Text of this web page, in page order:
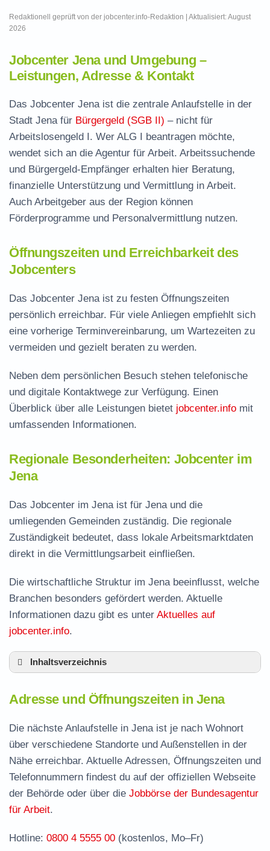
Redaktionell geprüft von der jobcenter.info-Redaktion | Aktualisiert: August
2026
Jobcenter Jena und Umgebung –
Leistungen, Adresse & Kontakt
Das Jobcenter Jena ist die zentrale Anlaufstelle in der
Stadt Jena für Bürgergeld (SGB II) – nicht für
Arbeitslosengeld I. Wer ALG I beantragen möchte,
wendet sich an die Agentur für Arbeit. Arbeitssuchende
und Bürgergeld-Empfänger erhalten hier Beratung,
finanzielle Unterstützung und Vermittlung in Arbeit.
Auch Arbeitgeber aus der Region können
Förderprogramme und Personalvermittlung nutzen.
Öffnungszeiten und Erreichbarkeit des
Jobcenters
Das Jobcenter Jena ist zu festen Öffnungszeiten
persönlich erreichbar. Für viele Anliegen empfiehlt sich
eine vorherige Terminvereinbarung, um Wartezeiten zu
vermeiden und gezielt beraten zu werden.
Neben dem persönlichen Besuch stehen telefonische
und digitale Kontaktwege zur Verfügung. Einen
Überblick über alle Leistungen bietet jobcenter.info mit
umfassenden Informationen.
Regionale Besonderheiten: Jobcenter im
Jena
Das Jobcenter im Jena ist für Jena und die
umliegenden Gemeinden zuständig. Die regionale
Zuständigkeit bedeutet, dass lokale Arbeitsmarktdaten
direkt in die Vermittlungsarbeit einfließen.
Die wirtschaftliche Struktur im Jena beeinflusst, welche
Branchen besonders gefördert werden. Aktuelle
Informationen dazu gibt es unter Aktuelles auf
jobcenter.info.
Inhaltsverzeichnis
Leistungen der Arbeitsvermittlung in Jena
Termin vereinbaren und Bürgergeld beantragen
Stellenangebote und Jobbörse in Jena
Formulare und Anträge beim Jobcenter Jena
Häufige Fragen rund ums Jobcenter
Adresse und Öffnungszeiten in Jena
Die nächste Anlaufstelle in Jena ist je nach Wohnort
über verschiedene Standorte und Außenstellen in der
Nähe erreichbar. Aktuelle Adressen, Öffnungszeiten und
Telefonnummern findest du auf der offiziellen Webseite
der Behörde oder über die Jobbörse der Bundesagentur
für Arbeit.
Hotline: 0800 4 5555 00 (kostenlos, Mo–Fr)